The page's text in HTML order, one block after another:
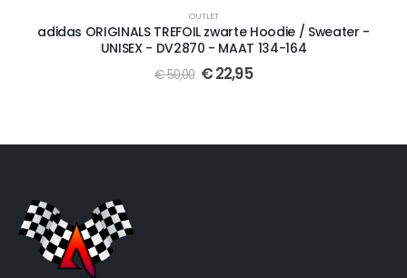
OUTLET
adidas ORIGINALS TREFOIL zwarte Hoodie / Sweater -
UNISEX - DV2870 - MAAT 134-164
€50,00 €22,95